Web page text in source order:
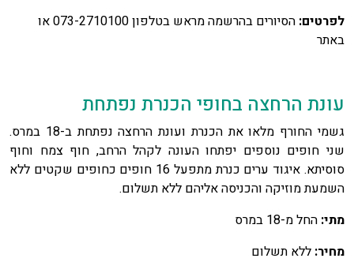
לפרטים:
הסיורים בהרשמה מראש בטלפון 073-2710100 או
באתר
עונת הרחצה בחופי הכנרת נפתחת
גשמי החורף מלאו את הכנרת ועונת הרחצה נפתחת ב-18 במרס.
שני חופים נוספים יפתחו העונה לקהל הרחב, חוף צמח וחוף
סוסיתא. איגוד ערים כנרת מתפעל 16 חופים כחופים שקטים ללא
השמעת מוזיקה והכניסה אליהם ללא תשלום.
מתי: החל מ-18 במרס
מחיר: ללא תשלום